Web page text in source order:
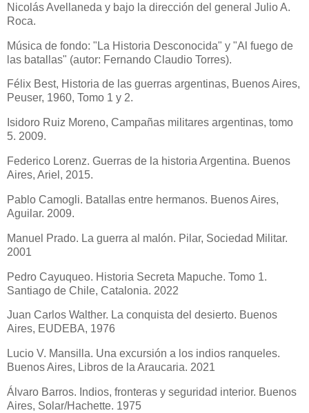
Nicolás Avellaneda y bajo la dirección del general Julio A.
Roca.
Música de fondo: "La Historia Desconocida" y "Al fuego de
las batallas" (autor: Fernando Claudio Torres).
Félix Best, Historia de las guerras argentinas, Buenos Aires,
Peuser, 1960, Tomo 1 y 2.
Isidoro Ruiz Moreno, Campañas militares argentinas, tomo
5. 2009.
Federico Lorenz. Guerras de la historia Argentina. Buenos
Aires, Ariel, 2015.
Pablo Camogli. Batallas entre hermanos. Buenos Aires,
Aguilar. 2009.
Manuel Prado. La guerra al malón. Pilar, Sociedad Militar.
2001
Pedro Cayuqueo. Historia Secreta Mapuche. Tomo 1.
Santiago de Chile, Catalonia. 2022
Juan Carlos Walther. La conquista del desierto. Buenos
Aires, EUDEBA, 1976
Lucio V. Mansilla. Una excursión a los indios ranqueles.
Buenos Aires, Libros de la Araucaria. 2021
Álvaro Barros. Indios, fronteras y seguridad interior. Buenos
Aires, Solar/Hachette. 1975